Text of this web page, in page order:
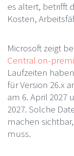
es altert, betrifft
Kosten,
Microsoft zeigt
Central on-
Laufzeiten
für Version 26.x
am 6. April 2027
2027. Solche
machen
muss.